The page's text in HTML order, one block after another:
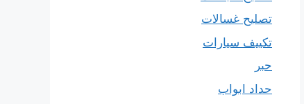
تصليح غسالات
تكييف سيارات
حبر
حداد ابواب